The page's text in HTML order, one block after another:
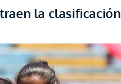
la clasificación